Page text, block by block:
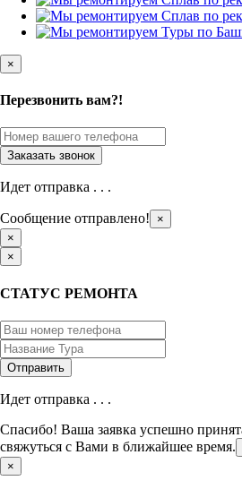
×
Перезвонить вам?!
Идет отправка . . .
Сообщение отправлено!
×
×
×
СТАТУС РЕМОНТА
Идет отправка . . .
Спасибо! Ваша заявка успешно
свяжуться с Вами в ближайшее время.
×